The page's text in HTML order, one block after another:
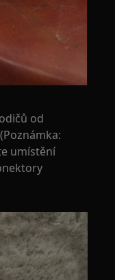
od
umístění